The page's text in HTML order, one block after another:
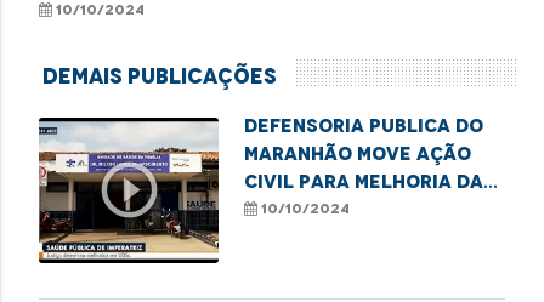
10/10/2024
Demais Publicações
play_circle_outline
Defensoria Publica do
Maranhão move ação
civil para melhoria das
UBS de Imperatriz
10/10/2024